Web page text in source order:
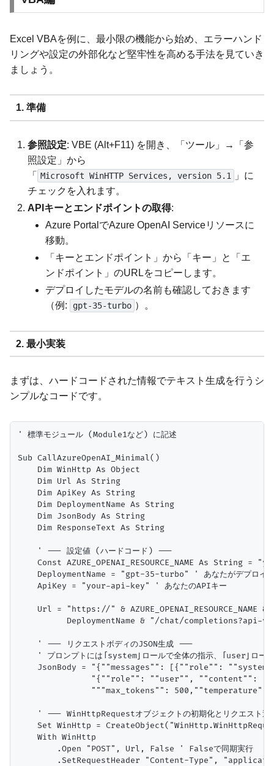
Excel VBAを例に、最小限の機能から始め、エラーハンド
リングや設定の外部化など堅牢性を高める手法を見ていき
ましょう。
1. 準備
参照設定: VBE (Alt+F11) を開き、「ツール」→「参
照設定」から
「
Microsoft WinHTTP Services, version 5.1
」に
チェックを入れます。
APIキーとエンドポイントの取得:
Azure PortalでAzure OpenAI Serviceリソースに
移動。
「キーとエンドポイント」から「キー」と「エ
ンドポイント」のURLをコピーします。
デプロイしたモデルの名前も確認しておきます
（例:
gpt-35-turbo ）。
2. 最小実装
まずは、ハードコードされた情報でテキスト生成を行うシ
ンプルなコードです。
' 標準モジュール (Module1など) に記述
Sub CallAzureOpenAI_Minimal()
    Dim WinHttp As Object
    Dim Url As String
    Dim ApiKey As String
    Dim DeploymentName As String
    Dim JsonBody As String
    Dim ResponseText As String
    ' --- 設定値 (ハードコード) ---
Const AZURE_OPENAI_RESOURCE_NAME As String =
DeploymentName = "gpt-35-turbo" ' あなたがデプロイし
    ApiKey = "your-api-key" ' あなたのAPIキー
Url = "https://" & AZURE_OPENAI_RESOURCE_NAME &
DeploymentName & "/chat/completions?api-
    ' --- リクエストボディのJSON生成 ---
' プロンプトには「system」ロールで全体の指示、「user」ロー
JsonBody = "{""messages"": [{""role"":
"{""role"": ""user"", ""content"":
"""max_tokens"":
' --- WinHttpRequestオブジェクトの初期化とリクエスト送
Set WinHttp =
    With WinHttp
        .Open "POST", Url, False ' Falseで同期実行
.SetRequestHeader "Content-Type",